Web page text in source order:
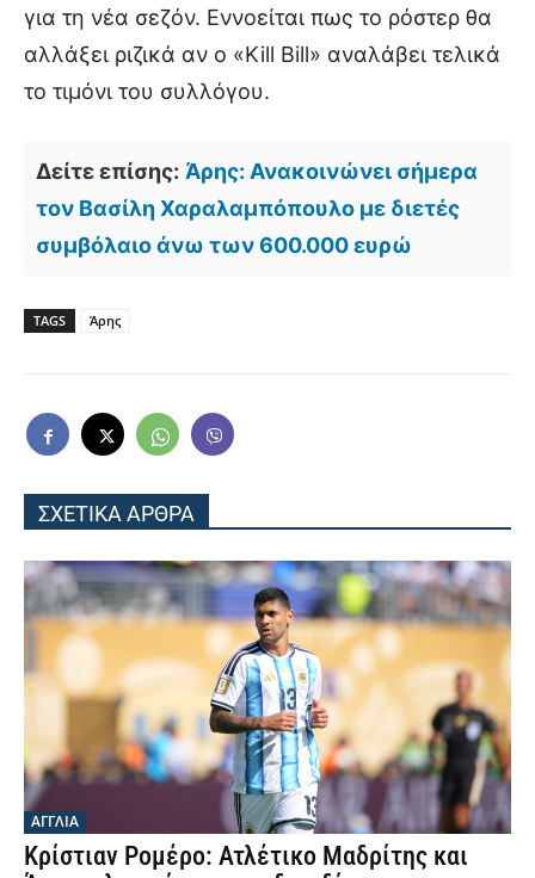
για τη νέα σεζόν. Εννοείται πως το ρόστερ θα
αλλάξει ριζικά αν ο «Kill Bill» αναλάβει τελικά
το τιμόνι του συλλόγου.
Δείτε επίσης: Άρης: Ανακοινώνει σήμερα
τον Βασίλη Χαραλαμπόπουλο με διετές
συμβόλαιο άνω των 600.000 ευρώ
TAGS Άρης
ΣΧΕΤΙΚΑ ΑΡΘΡΑ
ΑΓΓΛΙΑ
Κρίστιαν Ρομέρο: Ατλέτικο Μαδρίτης και